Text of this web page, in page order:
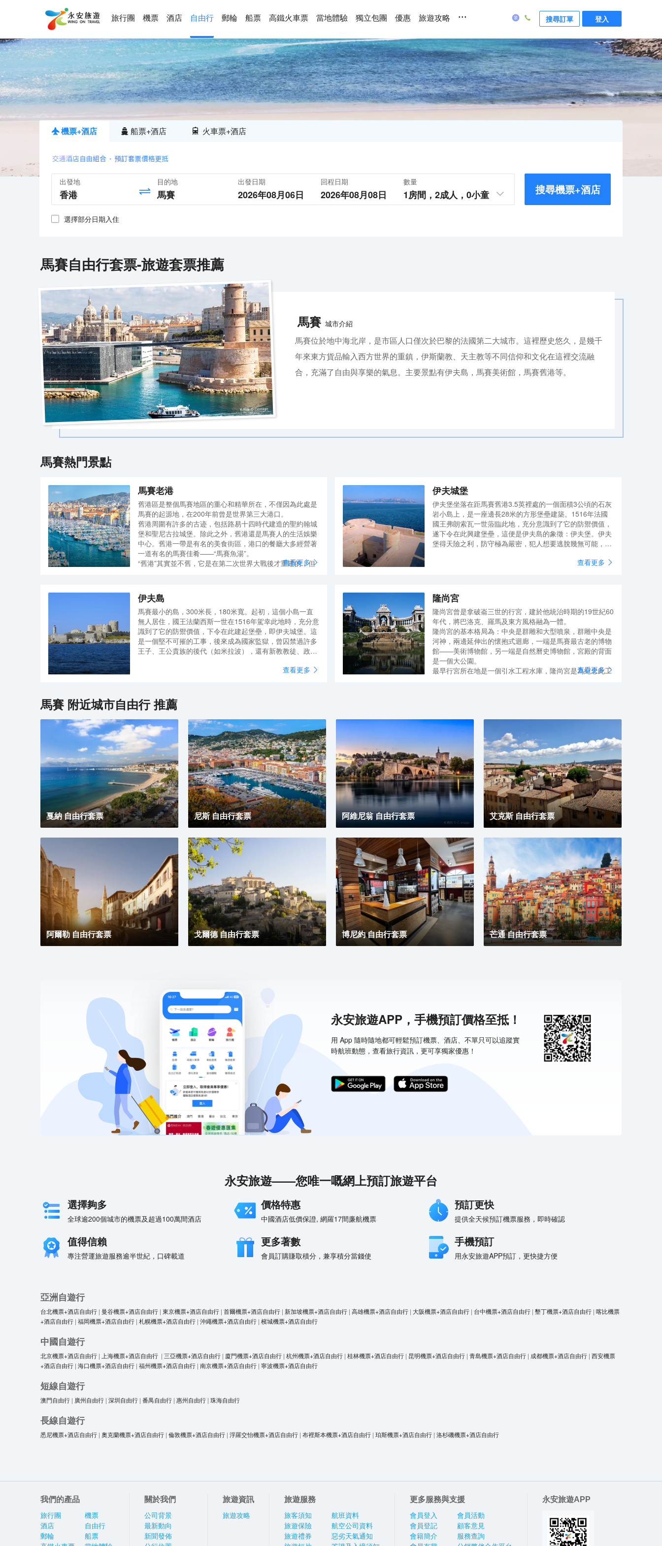
旅行團 機票 酒店 自由行 郵輪 船票 高鐵火車票 當地體驗 獨立包團 優惠 旅遊攻略 ... 搜尋訂單 登入
機票+酒店 船票+酒店 火車票+酒店
出發地 目的地 出發日期
2026年08月06日
回程日期
2026年08月08日
數量
1房間， 2成人， 0小童 搜尋機票+酒店
選擇部分日期入住
馬賽自由行套票-旅遊套票推薦
馬賽 城市介紹
馬賽位於地中海北岸，是市區人口僅次於巴黎的法國第二大城市。這裡歷史悠久，是幾千
年來東方貨品輸入西方世界的重鎮，伊斯蘭教、天主教等不同信仰和文化在這裡交流融
合，充滿了自由與享樂的氣息。主要景點有伊夫島，馬賽美術館，馬賽舊港等。
馬賽熱門景點
馬賽老港
舊港區是整個馬賽地區的重心和精華所在，不僅因為此處是
馬賽的起源地，在200年前曾是世界第三大港口。
舊港周圍有許多的古迹，包括路易十四時代建造的聖約翰城
堡和聖尼古拉城堡。除此之外，舊港還是馬賽人的生活娛樂
中心。舊港一帶是有名的美食街區，港口的餐廳大多經營著
一道有名的馬賽佳肴——“馬賽魚湯”。
“舊港”其實並不舊，它是在第二次世界大戰後才重建的，但
滿小漁船及小艇，整個港灣都充滿著法國南部特有的悠閑氣
氛。
老港鏡面景觀亭
老港的總體規劃由Foster Partners與法國景觀設計師
Michel Desvigne共同擔綱，一座巨大、猶如一面鏡子的
46×22公尺的巨大觀景亭在此建造起來，它由8根細柱撐
起，鏡亭邊角處還逐步打薄，減少視覺重量。
百張駐足觀賞的遊覽者的臉龐，營造出一種奇異的美感，這
查看更多
伊夫城堡
伊夫堡坐落在距馬賽舊港3.5英裡處的一個面積3公頃的石灰
岩小島上，是一座邊長28米的方形堡壘建築。1516年法國
國王弗朗索瓦一世蒞臨此地，充分意識到了它的防禦價值，
遂下令在此興建堡壘，這便是伊夫島的象徵：伊夫堡。伊夫
堡得天險之利，防守極為嚴密，犯人想要逃脫幾無可能，而
斯的經曆，寫出了世界名著《基督山伯爵》，伊夫堡也因為
禦工事，後來成為國家監獄，曾囚禁過許多王子、王公貴族
的後代，還有新教教徒、政治犯、革命家等。城堡淪為監獄
要追溯到1658年，路易十四在對異教徒的鎮壓中將伊夫堡變
成囚禁新教徒和刑事犯的監獄。19世紀，法國資產階級革命
爆發後，伊夫堡完全變成了封建王朝鎮壓政治犯的監獄，自
1580年關押一名囚犯以來，伊夫島在幾個世紀內共囚禁了
3000多人。
查看更多
伊夫島
馬賽最小的島，300米長，180米寬。起初，這個小島一直
無人居住，國王法蘭西斯一世在1516年駕幸此地時，充分意
識到了它的防禦價值，下令在此建起堡壘，即伊夫城堡。這
是一個堅不可摧的工事，後來成為國家監獄，曾囚禁過許多
王子、王公貴族的後代（如米拉波），還有新教教徒、政治
逃出去，簡直是不可能的。然而被關押在這裡的法利亞神甫
小說而聲名大噪。
查看更多
隆尚宮
隆尚宮曾是拿破崙三世的行宮，建於他統治時期的19世紀60
年代，將巴洛克、羅馬及東方風格融為一體。
隆尚宮的基本格局為：中央是群雕和大型噴泉，群雕中央是
河神，兩邊延伸出的懷抱式迴廊，一端是馬賽最古老的博物
館——美術博物館，另一端是自然曆史博物館，宮殿的背面
是一個大公園。
最早行宮所在地是一個引水工程水庫，隆尚宮是為紀念此工
群雕中立者為河神，左右兩女神各持葡萄和麥穗，象徵釀酒
和農業，外圍幾頭效忠的公牛象徵卡馬爾格地區的畜牧業和
鬥牛傳統。
查看更多
馬賽附近城市自由行 推薦
戛納 自由行套票 尼斯 自由行套票 阿維尼翁 自由行套票 艾克斯 自由行套票
阿爾勒 自由行套票 戈爾德 自由行套票 博尼約 自由行套票 芒通 自由行套票
永安旅遊APP，手機預訂價格至抵！
用 App 隨時隨地都可輕鬆預訂機票、酒店、不單只可以追蹤實
時航班動態，查看旅行資訊，更可享獨家優惠！
永安旅遊——您唯一嘅網上預訂旅遊平台
選擇夠多
全球逾200個城市的機票及超過100萬間酒店
價格特惠
中國酒店低價保證, 網羅17間廉航機票
預訂更快
提供全天候預訂機票服務，即時確認
值得信賴
專注營運旅遊服務逾半世紀，口碑載道
更多著數
會員訂購賺取積分，兼享積分當錢使
手機預訂
用永安旅遊APP預訂，更快捷方便
亞洲自遊行
台北機票+酒店自由行 | 曼谷機票+酒店自由行 | 東京機票+酒店自由行 | 首爾機票+酒店自由行 | 新加坡機票+酒店自由行 | 高雄機票+酒店自由行 | 大阪機票+酒店自由行 | 台中機票+酒店自由行 | 墾丁機票+酒店自由行 | 喀比機票
+酒店自由行 | 福岡機票+酒店自由行 | 札幌機票+酒店自由行 | 沖繩機票+酒店自由行 | 檳城機票+酒店自由行
中國自遊行
北京機票+酒店自由行 | 上海機票+酒店自由行 | 三亞機票+酒店自由行 | 廈門機票+酒店自由行 | 杭州機票+酒店自由行 | 桂林機票+酒店自由行 | 昆明機票+酒店自由行 | 青島機票+酒店自由行 | 成都機票+酒店自由行 | 西安機票
+酒店自由行 | 海口機票+酒店自由行 | 福州機票+酒店自由行 | 南京機票+酒店自由行 | 寧波機票+酒店自由行
短線自遊行
澳門自由行 | 廣州自由行 | 深圳自由行 | 番禺自由行 | 惠州自由行 | 珠海自由行
長線自遊行
悉尼機票+酒店自由行 | 奧克蘭機票+酒店自由行 | 倫敦機票+酒店自由行 | 浮羅交怡機票+酒店自由行 | 布裡斯本機票+酒店自由行 | 珀斯機票+酒店自由行 | 洛杉磯機票+酒店自由行
我們的產品
旅行團
酒店
郵輪
機票
自由行
船票
關於我們
公司背景
最新動向
新聞發佈
旅遊資訊
旅遊攻略
旅遊服務
旅客須知
旅遊保險
旅遊禮券
航班資料
航空公司資料
惡劣天氣通知
更多服務與支援
會員登入
會員登記
會籍簡介
會員活動
顧客意見
服務查詢
永安旅遊APP